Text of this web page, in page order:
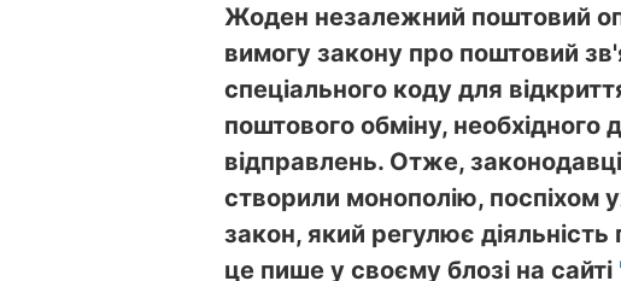
Жоден незалежний поштовий
вимогу закону про поштовий
спеціального коду для
поштового обміну,
відправлень. Отже,
створили монополію, поспіхом
закон, який регулює
це пише у своєму блозі на сайті